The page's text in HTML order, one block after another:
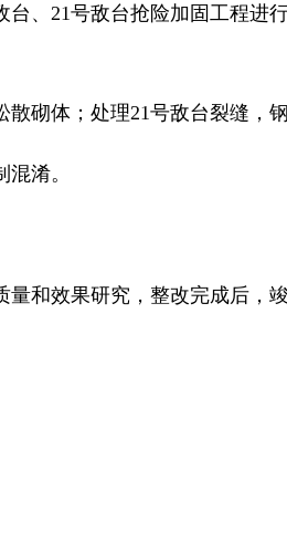
台、21号敌台抢险加固工程
砌体；处理21号敌台裂缝，
淆。
和效果研究，整改完成后，